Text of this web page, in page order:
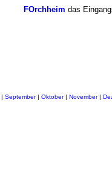
FOrchheim das
| September| Oktober| November|